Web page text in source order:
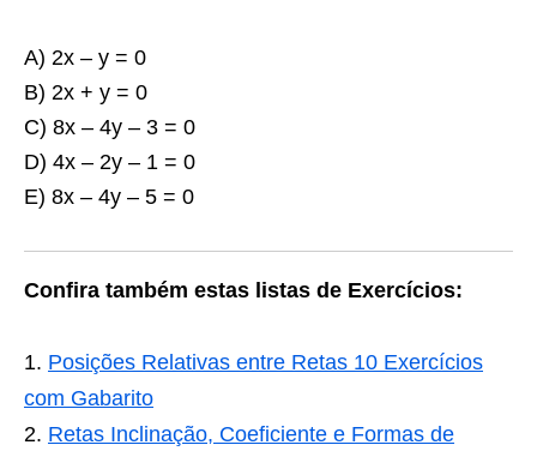
A) 2x – y = 0
B) 2x + y = 0
C) 8x – 4y – 3 = 0
D) 4x – 2y – 1 = 0
E) 8x – 4y – 5 = 0
Confira também estas listas de Exercícios:
Posições Relativas entre Retas 10 Exercícios
com Gabarito
Retas Inclinação, Coeficiente e Formas de